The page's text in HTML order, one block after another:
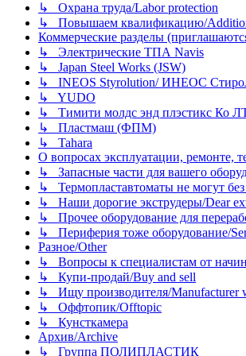
↳ Охрана труда/Labor protection
↳ Повышаем квалификацию/
Коммерческие разделы
↳ Электрические ТПА Navis
↳ Japan Steel Works (JSW)
↳ INEOS Styrolution/ ИНЕОС
↳ YUDO
↳ Тимити молдс энд плэстикс Ко
↳ Пластмаш (ФПМ)
↳ Tahara
О вопросах эксплуатации, ремонте,
↳ Запасные части для вашего
↳ Термопластавтоматы не могут
↳ Наши дорогие экструдеры/Dear
↳ Прочее оборудование для
↳ Периферия тоже оборудование/
Разное/Other
↳ Вопросы к специалистам от
↳ Купи-продай/Buy and sell
↳ Ищу производителя/Manufacturer
↳ Оффтопик/Offtopic
↳ Кунсткамера
Архив/Archive
↳ Группа ПОЛИПЛАСТИК